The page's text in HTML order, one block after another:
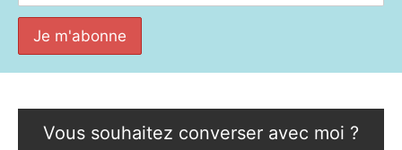
Vous souhaitez converser avec moi ?